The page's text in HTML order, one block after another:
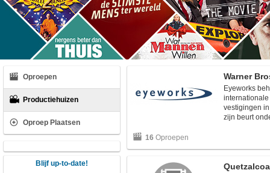
Oproepen
Productiehuizen
Oproep Plaatsen
Blijf up-to-date!
Eyeworks
vestigingen
zijn beurt
16 Oproepen